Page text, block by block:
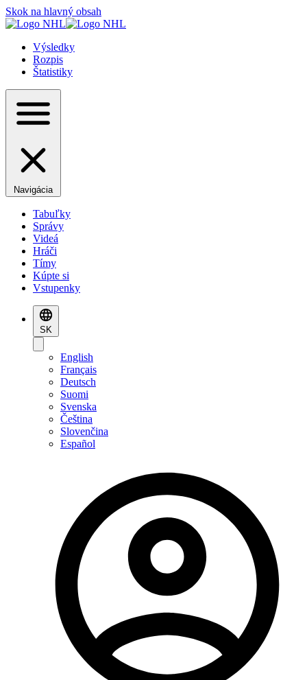
Skok na hlavný obsah
Výsledky
Rozpis
Štatistiky
Navigácia
Tabuľky
Správy
Videá
Hráči
Tímy
Kúpte si
Vstupenky
SK
English
Français
Deutsch
Suomi
Svenska
Čeština
Slovenčina
Español